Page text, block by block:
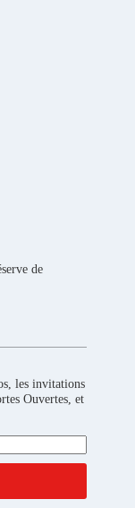
de
les invitations
Ouvertes, et